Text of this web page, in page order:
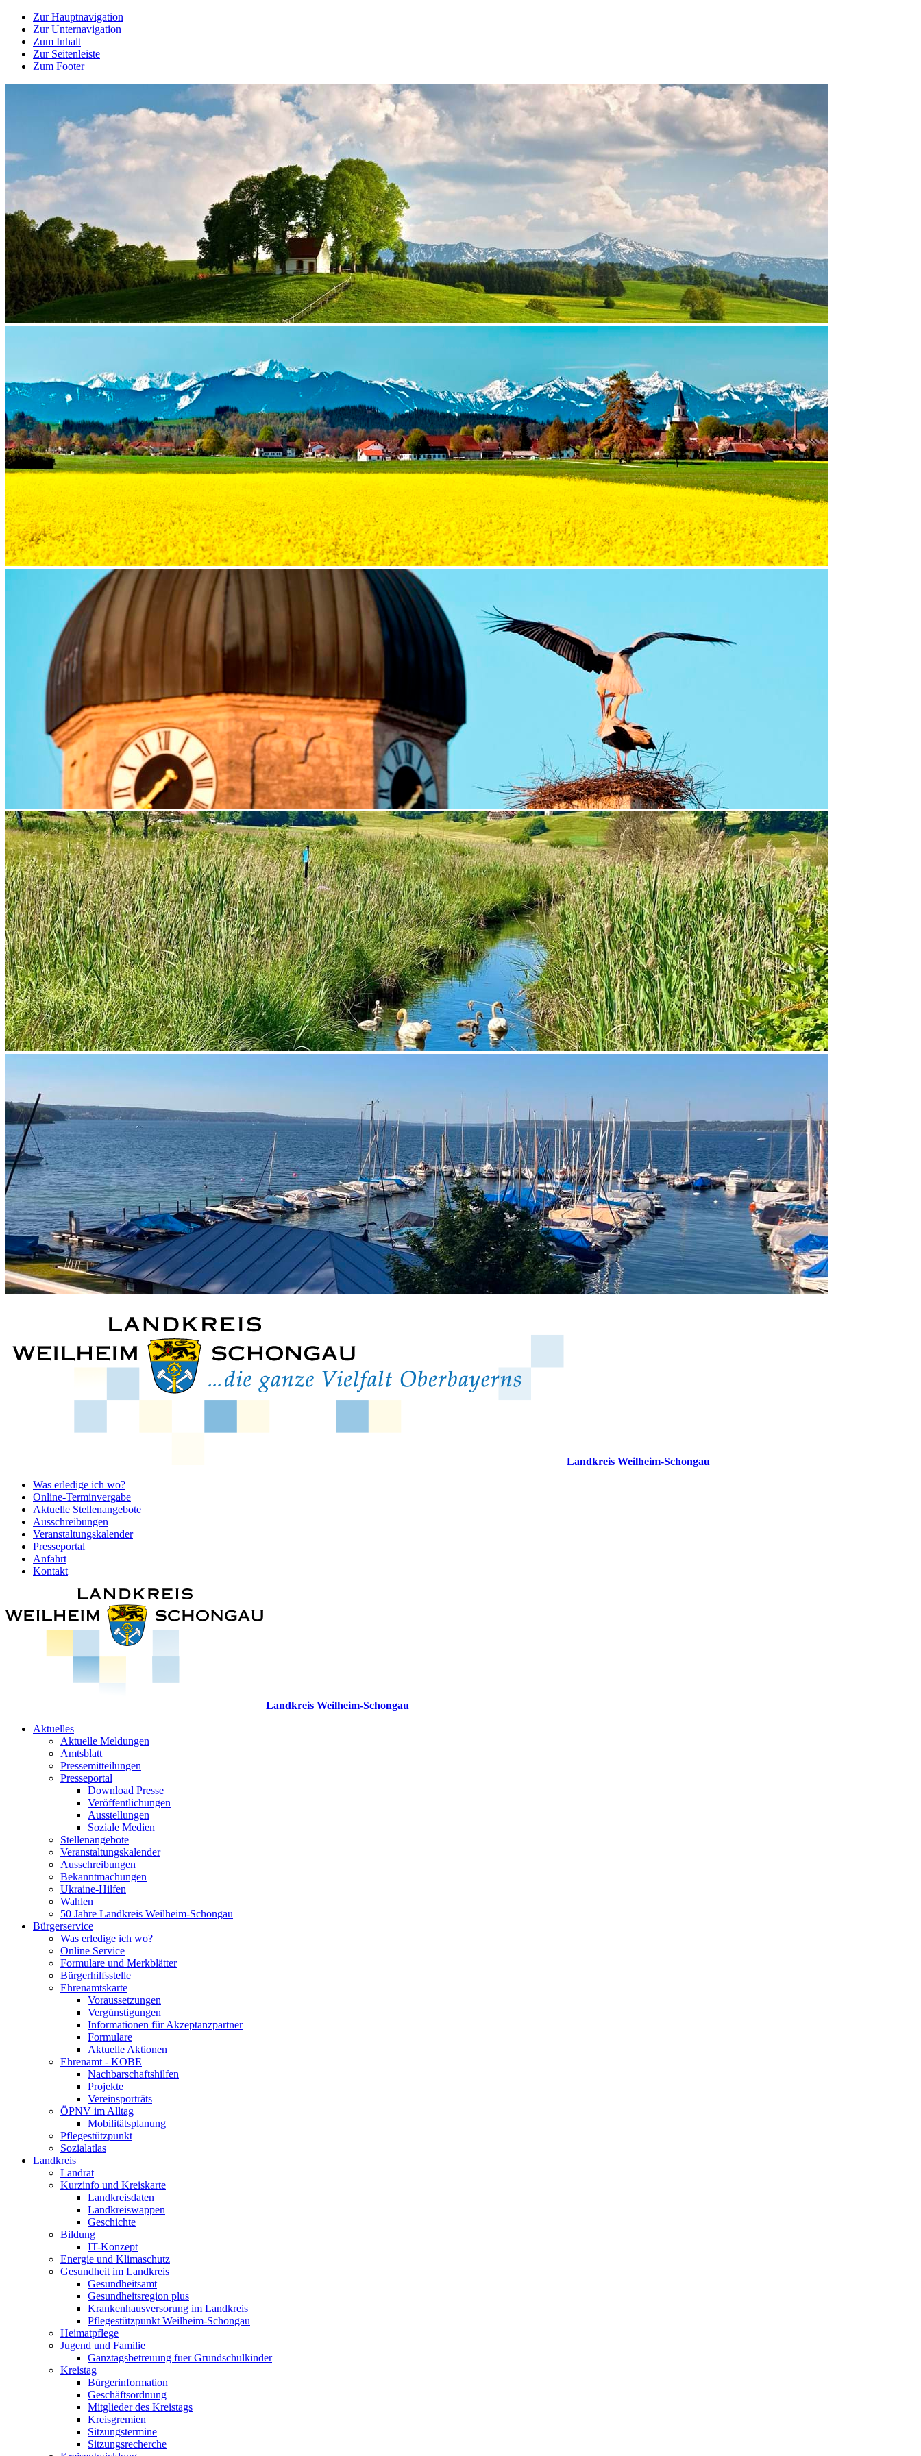
Zur Hauptnavigation
Zur Unternavigation
Zum Inhalt
Zur Seitenleiste
Zum Footer
Landkreis Weilheim-Schongau
Was erledige ich wo?
Online-Terminvergabe
Aktuelle Stellenangebote
Ausschreibungen
Veranstaltungskalender
Presseportal
Anfahrt
Kontakt
Landkreis Weilheim-Schongau
Aktuelles
Aktuelle Meldungen
Amtsblatt
Pressemitteilungen
Presseportal
Download Presse
Veröffentlichungen
Ausstellungen
Soziale Medien
Stellenangebote
Veranstaltungskalender
Ausschreibungen
Bekanntmachungen
Ukraine-Hilfen
Wahlen
50 Jahre Landkreis Weilheim-Schongau
Bürgerservice
Was erledige ich wo?
Online Service
Formulare und Merkblätter
Bürgerhilfsstelle
Ehrenamtskarte
Voraussetzungen
Vergünstigungen
Informationen für Akzeptanzpartner
Formulare
Aktuelle Aktionen
Ehrenamt - KOBE
Nachbarschaftshilfen
Projekte
Vereinsporträts
ÖPNV im Alltag
Mobilitätsplanung
Pflegestützpunkt
Sozialatlas
Landkreis
Landrat
Kurzinfo und Kreiskarte
Landkreisdaten
Landkreiswappen
Geschichte
Bildung
IT-Konzept
Energie und Klimaschutz
Gesundheit im Landkreis
Gesundheitsamt
Gesundheitsregion plus
Krankenhausversorung im Landkreis
Pflegestützpunkt Weilheim-Schongau
Heimatpflege
Jugend und Familie
Ganztagsbetreuung fuer Grundschulkinder
Kreistag
Bürgerinformation
Geschäftsordnung
Mitglieder des Kreistags
Kreisgremien
Sitzungstermine
Sitzungsrecherche